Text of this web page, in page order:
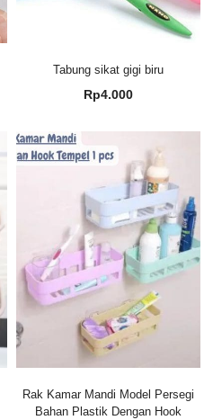
Tabung sikat gigi biru
Rp4.000
Rak Kamar Mandi Model Persegi
Bahan Plastik Dengan Hook